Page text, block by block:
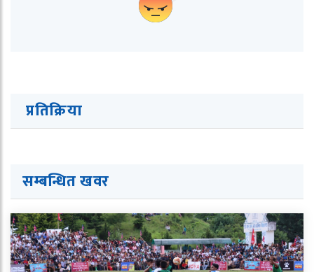
प्रतिक्रिया
सम्बन्धित खवर